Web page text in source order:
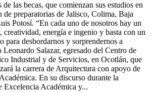
las becas, que comienzan sus estudios en
de preparatorias de Jalisco, Colima, Baja
Potosí. “En cada uno de nosotros hay un
creatividad, energía e ingenio y basta con un
para desbordarnos y sorprendernos a
Salazar, egresado del Centro de
Industrial y de Servicios, en Ocotlán, que
la carrera de Arquitectura con apoyo de
En su discurso durante la
Excelencia Académica y...